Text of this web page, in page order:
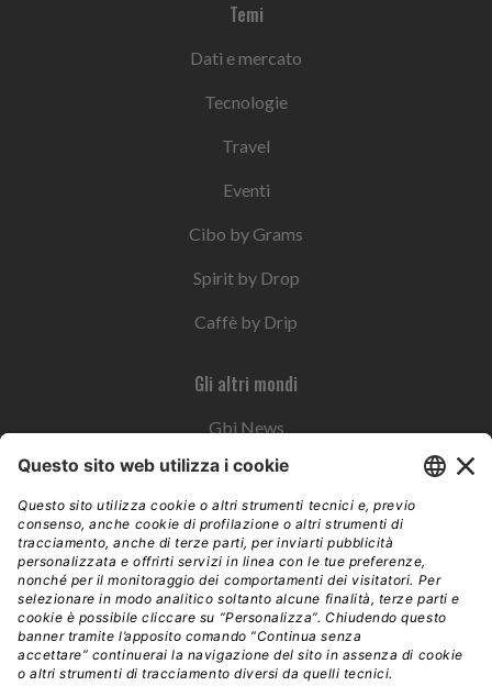
Temi
Dati e mercato
Tecnologie
Travel
Eventi
Cibo by Grams
Spirit by Drop
Caffè by Drip
Gli altri mondi
Gbi News
Instoremag
Esplora il gruppo
Edra Edizioni
Edizioni LSWR
LSWR Group